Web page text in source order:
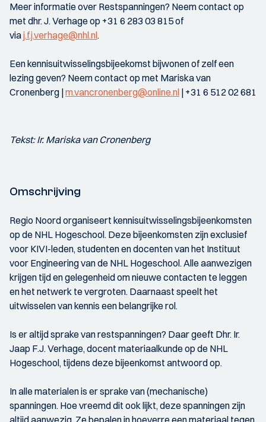
Meer informatie over Restspanningen? Neem contact op
met dhr. J. Verhage op +31 6 283 03 815 of
viaj.f.j.verhage@nhl.nl.
Een kennisuitwisselingsbijeekomst bijwonen of zelf een
lezing geven? Neem contact op met Mariska van
Cronenberg |m.vancronenberg@online.nl | +31 6 512 02 681
Tekst: Ir. Mariska van Cronenberg
Omschrijving
Regio Noord organiseert kennisuitwisselingsbijeenkomsten
op de NHL Hogeschool. Deze bijeenkomsten zijn exclusief
voor KIVI-leden, studenten en docenten van het Instituut
voor Engineering van de NHL Hogeschool. Alle aanwezigen
krijgen tijd en gelegenheid om nieuwe contacten te leggen
en het netwerk te vergroten. Daarnaast speelt het
uitwisselen van kennis een belangrijke rol.
Is er altijd sprake van restspanningen? Daar geeft Dhr. Ir.
Jaap F.J. Verhage, docent materiaalkunde op de NHL
Hogeschool, tijdens deze bijeenkomst antwoord op.
In alle materialen is er sprake van (mechanische)
spanningen. Hoe vreemd dit ook lijkt, deze spanningen zijn
altijd aanwezig. Ze bepalen in hoeverre een materiaal tegen